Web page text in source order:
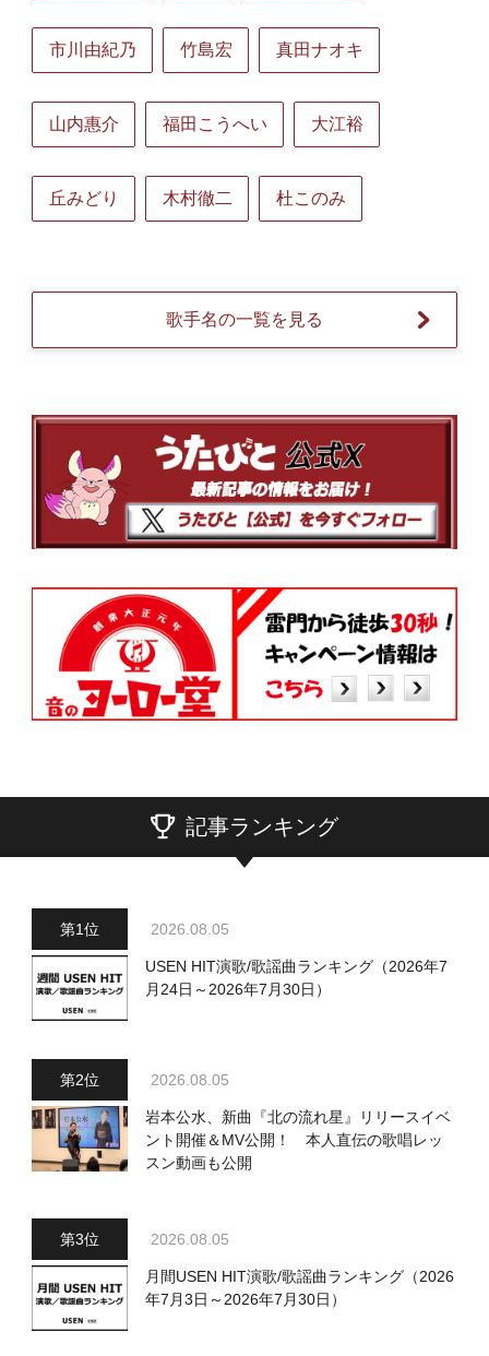
市川由紀乃 竹島宏 真田ナオキ
山内惠介 福田こうへい 大江裕
丘みどり 木村徹二 杜このみ
歌手名の一覧を見る
記事ランキング
2026.08.05
USEN HIT演歌/歌謡曲ランキング（2026年7
月24日～2026年7月30日）
2026.08.05
岩本公水、新曲『北の流れ星』リリースイベ
ント開催＆MV公開！ 本人直伝の歌唱レッ
スン動画も公開
2026.08.05
月間USEN HIT演歌/歌謡曲ランキング（2026
年7月3日～2026年7月30日）